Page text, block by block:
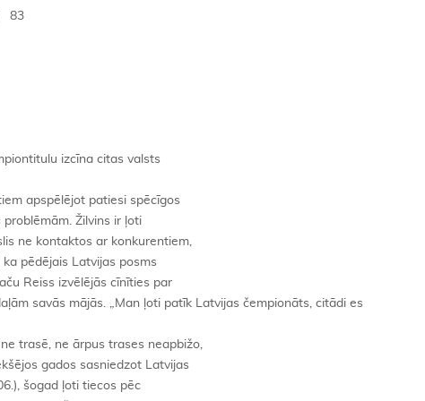
83
izcīna citas valsts
apspēlējot patiesi spēcīgos
Žilvins ir ļoti
ne kontaktos ar konkurentiem,
pēdējais Latvijas posms
Reiss izvēlējās cīnīties par
savās mājās. „Man ļoti patīk Latvijas čempionāts, citādi es
trasē, ne ārpus trases neapbižo,
gados sasniedzot Latvijas
šogad ļoti tiecos pēc